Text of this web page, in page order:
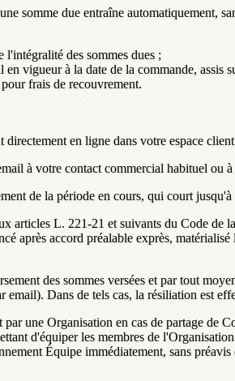
somme due entraîne automatiquement,
l'intégralité des sommes dues ;
vigueur à la date de la commande,
frais de recouvrement.
en ligne dans votre espace
à votre contact commercial habituel ou à
de la période en cours, qui court jusqu'à
articles L. 221-21 et suivants du Code
après accord préalable exprès, matérialisé
des sommes versées et par tout
Dans de tels cas, la résiliation est
une Organisation en cas de partage de
d'équiper les membres de
Équipe immédiatement, sans préavis